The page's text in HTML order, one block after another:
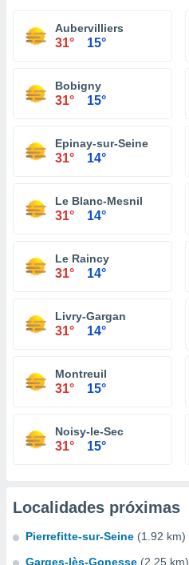
Aubervilliers
31° 15°
Bobigny
31° 15°
Epinay-sur-Seine
31° 14°
Le Blanc-Mesnil
31° 14°
Le Raincy
31° 14°
Livry-Gargan
31° 14°
Montreuil
31° 15°
Noisy-le-Sec
31° 15°
Localidades próximas
Pierrefitte-sur-Seine (1.92 km)
Garges-lès-Gonesse (2.25 km)